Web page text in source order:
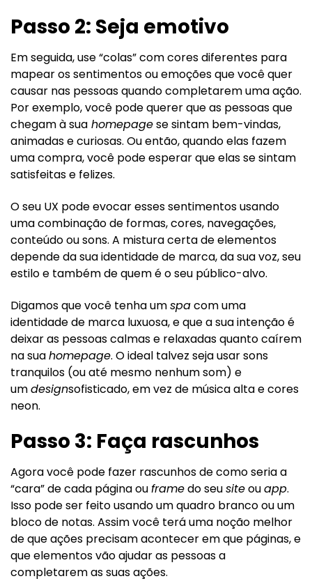
Passo 2: Seja emotivo
Em seguida, use “colas” com cores diferentes para
mapear os sentimentos ou emoções que você quer
causar nas pessoas quando completarem uma ação.
Por exemplo, você pode querer que as pessoas que
chegam à sua homepagese sintam bem-vindas,
animadas e curiosas. Ou então, quando elas fazem
uma compra, você pode esperar que elas se sintam
satisfeitas e felizes.
O seu UX pode evocar esses sentimentos usando
uma combinação de formas, cores, navegações,
conteúdo ou sons. A mistura certa de elementos
depende da sua identidade de marca, da sua voz, seu
estilo e também de quem é o seu público-alvo.
Digamos que você tenha umspacom uma
identidade de marca luxuosa, e que a sua intenção é
deixar as pessoas calmas e relaxadas quanto caírem
na suahomepage. O ideal talvez seja usar sons
tranquilos (ou até mesmo nenhum som) e
umdesignsofisticado, em vez de música alta e cores
neon.
Passo 3: Faça rascunhos
Agora você pode fazer rascunhos de como seria a
“cara” de cada página ouframedo seusiteouapp.
Isso pode ser feito usando um quadro branco ou um
bloco de notas. Assim você terá uma noção melhor
de que ações precisam acontecer em que páginas, e
que elementos vão ajudar as pessoas a
completarem as suas ações.